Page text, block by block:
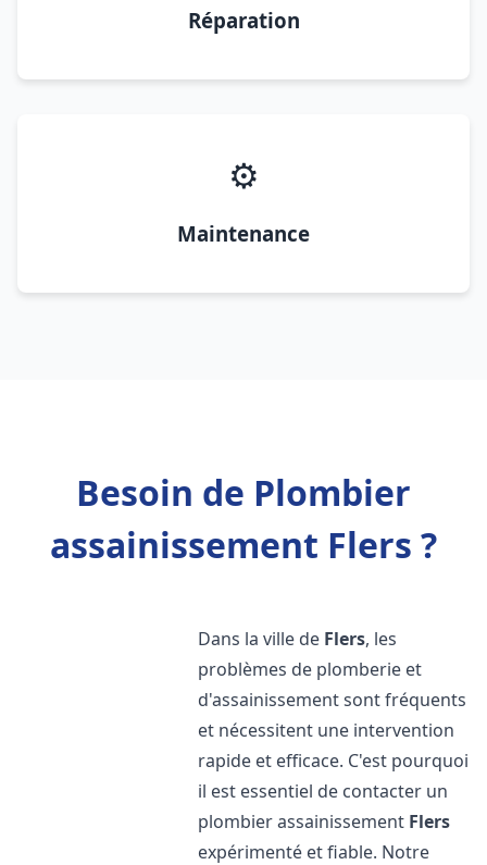
Réparation
⚙️
Maintenance
Besoin de Plombier
assainissement Flers ?
Dans la ville de Flers, les
problèmes de plomberie et
d'assainissement sont fréquents
et nécessitent une intervention
rapide et efficace. C'est pourquoi
il est essentiel de contacter un
plombier assainissement Flers
expérimenté et fiable. Notre